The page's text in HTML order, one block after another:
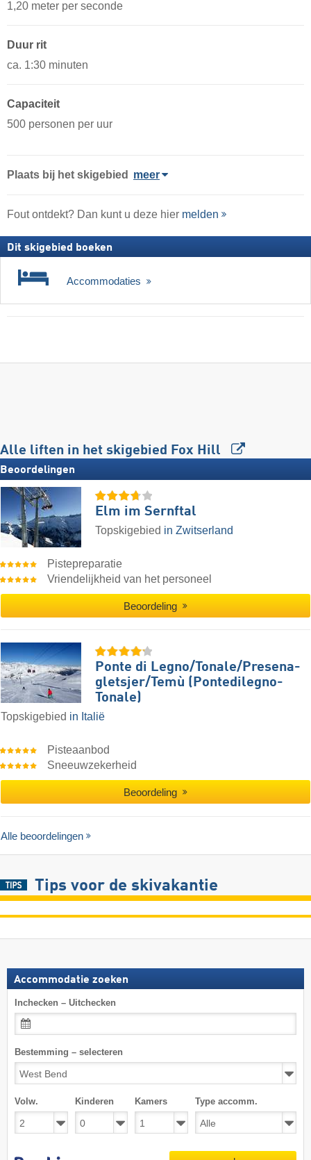
1,20 meter per seconde
Duur rit
ca. 1:30 minuten
Capaciteit
500 personen per uur
Plaats bij het skigebied meer
Fout ontdekt? Dan kunt u deze hier melden
Dit skigebied boeken
Accommodaties
Alle liften in het skigebied Fox Hill
Beoordelingen
Elm im Sernftal
Topskigebied in Zwitserland
Pistepreparatie
Vriendelijkheid van het personeel
Beoordeling
Ponte di Legno/​​Tonale/​​Presena-
gletsjer/​​Temù (Pontedilegno-
Tonale)
Topskigebied in Italië
Pisteaanbod
Sneeuwzekerheid
Beoordeling
Alle beoordelingen
Tips voor de skivakantie
Accommodatie zoeken
Inchecken – Uitchecken
Bestemming – selecteren
Volw. Kinderen Kamers Type accomm.